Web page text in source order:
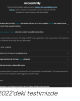
testimizde